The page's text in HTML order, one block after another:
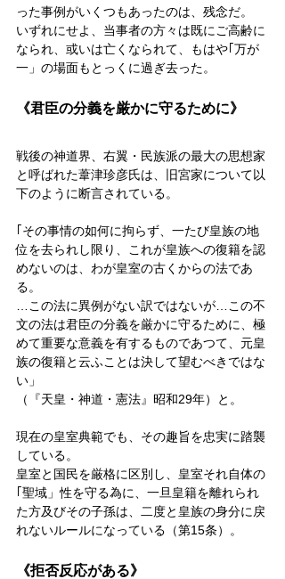
った事例がいくつもあったのは、残念だ。
いずれにせよ、当事者の方々は既にご高齢に
なられ、或いは亡くなられて、もはや｢万が
一」の場面もとっくに過ぎ去った。
《君臣の分義を厳かに守るために》
戦後の神道界、右翼・民族派の最大の思想家
と呼ばれた葦津珍彦氏は、旧宮家について以
下のように断言されている。
｢その事情の如何に拘らず、一たび皇族の地
位を去られし限り、これが皇族への復籍を認
めないのは、わが皇室の古くからの法であ
る。
…この法に異例がない訳ではないが…この不
文の法は君臣の分義を厳かに守るために、極
めて重要な意義を有するものであつて、元皇
族の復籍と云ふことは決して望むべきではな
い」
（『天皇・神道・憲法』昭和29年）と。
現在の皇室典範でも、その趣旨を忠実に踏襲
している。
皇室と国民を厳格に区別し、皇室それ自体の
｢聖域」性を守る為に、一旦皇籍を離れられ
た方及びその子孫は、二度と皇族の身分に戻
れないルールになっている（第15条）。
《拒否反応がある》